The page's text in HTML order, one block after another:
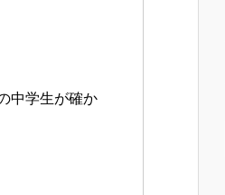
中学生が確か